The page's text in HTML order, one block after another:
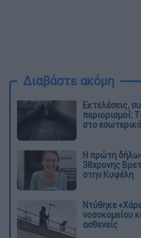
Διαβάστε ακόμη
Εκτελέσεις,
περιορισμοί:
στο
Η πρώτη
38χρονης
στην Κυψέλη
Ντύθηκε
νοσοκομείου
ασθενείς